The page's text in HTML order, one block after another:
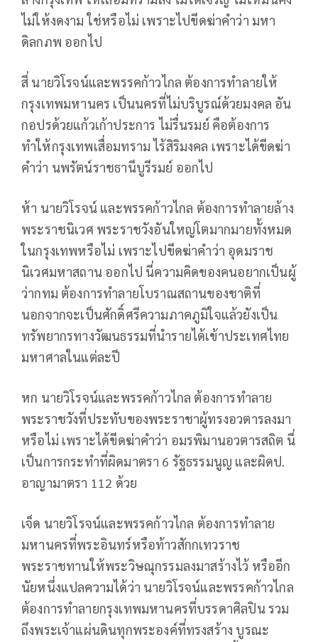
ไม่ให้งดงาม ใช่หรือไม่ เพราะไปขีดฆ่าคำว่า มหา
ดิลกภพ ออกไป
สี่ นายวิโรจน์และพรรคก้าวไกล ต้องการทำลายให้
กรุงเทพมหานคร เป็นนครที่ไม่บริบูรณ์ด้วยมงคล อัน
กอปรด้วยแก้วเก้าประการ ไม่รื่นรมย์ คือต้องการ
ทำให้กรุงเทพเสื่อมทราม ไร้สิริมงคล เพราะได้ขีดฆ่า
คำว่า นพรัตน์ราชธานีบูรีรมย์ ออกไป
ห้า นายวิโรจน์ และพรรคก้าวไกล ต้องการทำลายล้าง
พระราชนิเวศ พระราชวังอันใหญ่โตมากมายทั้งหมด
ในกรุงเทพหรือไม่ เพราะไปขีดฆ่าคำว่า อุดมราช
นิเวศมหาสถาน ออกไป นี่ความคิดของคนอยากเป็นผู้
ว่ากทม ต้องการทำลายโบราณสถานของชาติที่
นอกจากจะเป็นศักดิ์ศรีความภาคภูมิใจแล้วยังเป็น
ทรัพยากรทางวัฒนธรรมที่นำรายได้เข้าประเทศไทย
มหาศาลในแต่ละปี
หก นายวิโรจน์และพรรคก้าวไกล ต้องการทำลาย
พระราชวังที่ประทับของพระราชาผู้ทรงอวตารลงมา
หรือไม่ เพราะได้ขีดฆ่าคำว่า อมรพิมานอวตารสถิต นี่
เป็นการกระทำที่ผิดมาตรา 6 รัฐธรรมนูญ และผิดป.
อาญามาตรา 112 ด้วย
เจ็ด นายวิโรจน์และพรรคก้าวไกล ต้องการทำลาย
มหานครที่พระอินทร์หรือท้าวสักกเทวราช
พระราชทานให้พระวิษณุกรรมลงมาสร้างไว้ หรืออีก
นัยหนึ่งแปลความได้ว่า นายวิโรจน์และพรรคก้าวไกล
ต้องการทำลายกรุงเทพมหานครที่บรรดาศิลปิน รวม
ถึงพระเจ้าแผ่นดินทุกพระองค์ที่ทรงสร้าง บูรณะ